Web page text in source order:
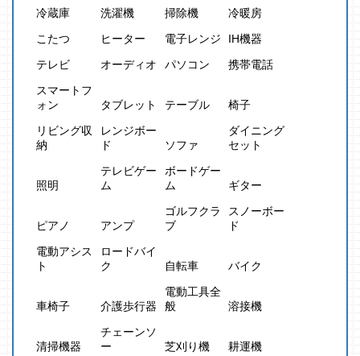
冷蔵庫 洗濯機 掃除機
冷暖房
こたつ
ヒーター 電子レンジ
IH機器
テレビ
オーディオ パソコン
携帯電話
スマートフ
ォン
タブレット テーブル
椅子
リビング収
納
レンジボー
ド
ソファ
ダイニング
セット
照明
テレビゲー
ム
ボードゲー
ム
ギター
ピアノ アンプ
ゴルフクラ
ブ
スノーボー
ド
電動アシス
ト
ロードバイ
ク
自転車 バイク
車椅子 介護歩行器
電動工具全
般
溶接機
清掃機器
チェーンソ
ー
芝刈り機
耕運機